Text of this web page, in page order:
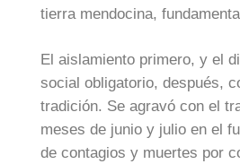
tierra mendocina,
El aislamiento primero, y el
social obligatorio, después,
tradición. Se agravó con el
meses de junio y julio en el
de contagios y muertes por